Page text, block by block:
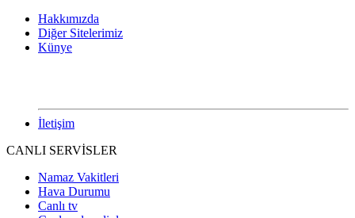
Hakkımızda
Diğer Sitelerimiz
Künye
İletişim
CANLI SERVİSLER
Namaz Vakitleri
Hava Durumu
Canlı tv